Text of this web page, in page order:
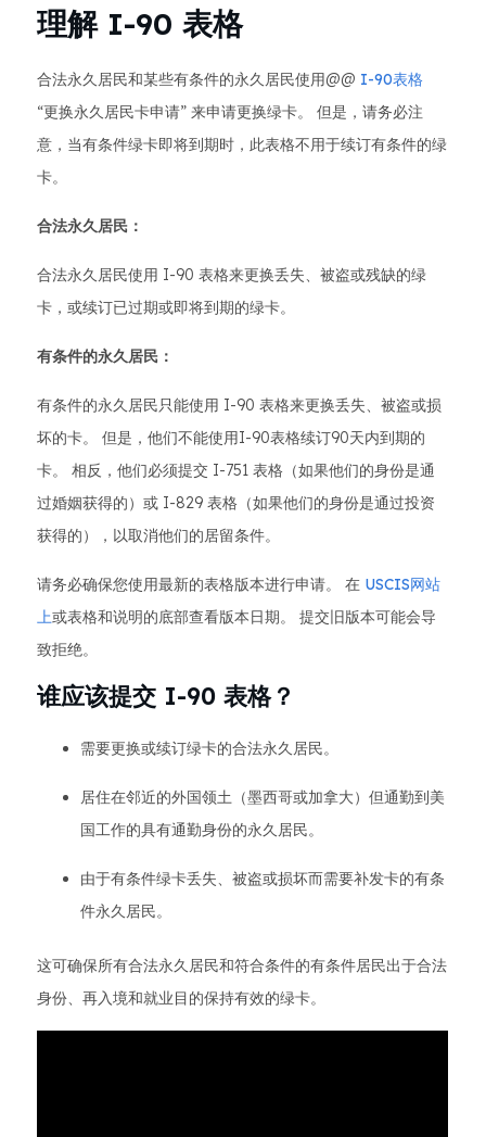
理解 I-90 表格
合法永久居民和某些有条件的永久居民使用@@ I-90表格
“更换永久居民卡申请” 来申请更换绿卡。 但是，请务必注
意，当有条件绿卡即将到期时，此表格不用于续订有条件的绿
卡。
合法永久居民：
合法永久居民使用 I-90 表格来更换丢失、被盗或残缺的绿
卡，或续订已过期或即将到期的绿卡。
有条件的永久居民：
有条件的永久居民只能使用 I-90 表格来更换丢失、被盗或损
坏的卡。 但是，他们不能使用I-90表格续订90天内到期的
卡。 相反，他们必须提交 I-751 表格（如果他们的身份是通
过婚姻获得的）或 I-829 表格（如果他们的身份是通过投资
获得的），以取消他们的居留条件。
请务必确保您使用最新的表格版本进行申请。 在 USCIS网站
上或表格和说明的底部查看版本日期。 提交旧版本可能会导
致拒绝。
谁应该提交 I-90 表格？
需要更换或续订绿卡的合法永久居民。
居住在邻近的外国领土（墨西哥或加拿大）但通勤到美
国工作的具有通勤身份的永久居民。
由于有条件绿卡丢失、被盗或损坏而需要补发卡的有条
件永久居民。
这可确保所有合法永久居民和符合条件的有条件居民出于合法
身份、再入境和就业目的保持有效的绿卡。